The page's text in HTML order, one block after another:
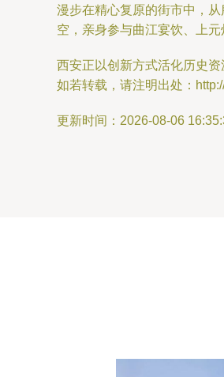
漫步在精心复原的街市中，
空，亲身参与曲江宴饮、上
西安正以创新方式活化历史资
如若转载，请注明出处：
更新时间：2026-08-06